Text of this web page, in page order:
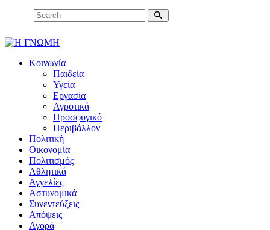
Κοινωνία
Παιδεία
Υγεία
Εργασία
Αγροτικά
Προσφυγικό
Περιβάλλον
Πολιτική
Οικονομία
Πολιτισμός
Αθλητικά
Αγγελίες
Αστυνομικά
Συνεντεύξεις
Απόψεις
Αγορά